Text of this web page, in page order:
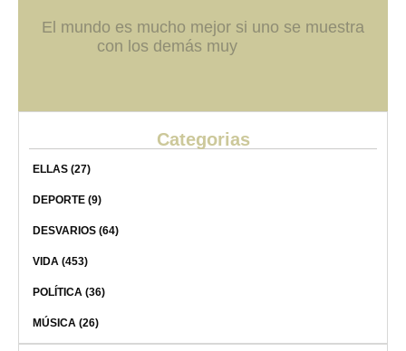
El mundo es mucho mejor si uno se muestra
con los demás muy
Categorias
ELLAS (27)
DEPORTE (9)
DESVARIOS (64)
VIDA (453)
POLÍTICA (36)
MÚSICA (26)